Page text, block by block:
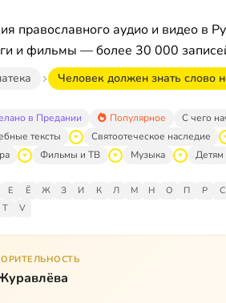
православного аудио и видео в
и фильмы — более 30 000
Человек должен знать слово
в Предании Популярное С чего
тексты
Святоотеческое наследие
Фильмы и ТВ Музыка Детям
Е Ё Ж З И К Л М Н О П Р С
T V